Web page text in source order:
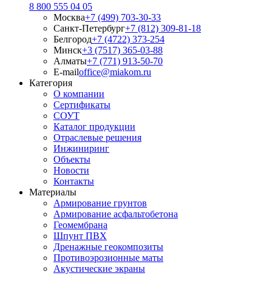
8 800 555 04 05
Москва+7 (499) 703-30-33
Санкт-Петербург+7 (812) 309-81-18
Белгород+7 (4722) 373-254
Минск+3 (7517) 365-03-88
Алматы+7 (771) 913-50-70
E-mailoffice@miakom.ru
Категория
О компании
Сертификаты
СОУТ
Каталог продукции
Отраслевые решения
Инжиниринг
Объекты
Новости
Контакты
Материалы
Армирование грунтов
Армирование асфальтобетона
Геомембрана
Шпунт ПВХ
Дренажные геокомпозиты
Противоэрозионные маты
Акустические экраны